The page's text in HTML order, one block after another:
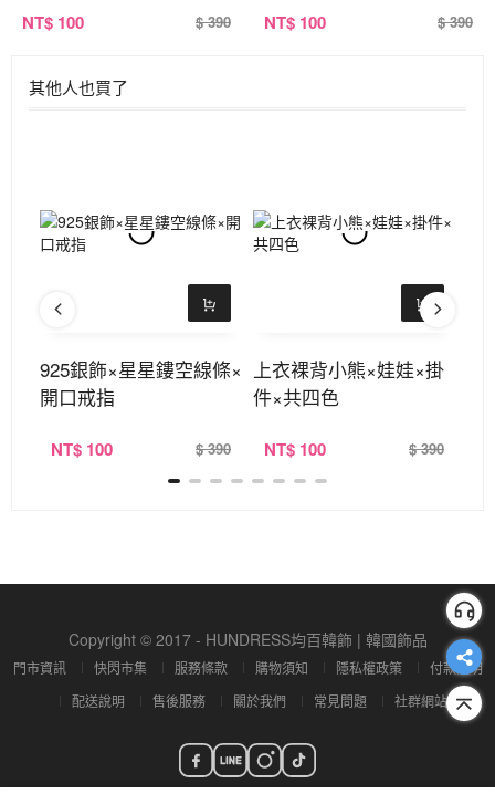
NT$ 100 $ 390 NT$ 100 $ 390
其他人也買了
925銀飾×星星鏤空線條×
開口戒指
NT$ 100 $ 390
上衣裸背小熊×娃娃×掛
件×共四色
NT$ 100 $ 390
Copyright © 2017 - HUNDRESS均百韓飾 | 韓國飾品
門市資訊 快閃市集 服務條款 購物須知 隱私權政策
付款說明
配送說明
售後服務 關於我們 常見問題 社群網站